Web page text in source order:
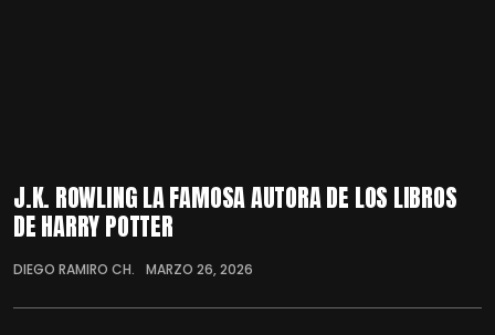
J.K. ROWLING LA FAMOSA AUTORA DE LOS LIBROS
DE HARRY POTTER
DIEGO RAMIRO CH. MARZO 26, 2026